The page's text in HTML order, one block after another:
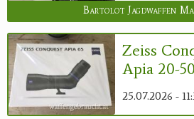
Bartolot Jagdwaffen
Zeiss
Apia 20-
25.07.2026 -